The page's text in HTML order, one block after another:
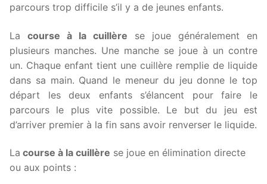
parcours trop difficile s’il y a de jeunes enfants.
La course à la cuillère se joue généralement en
plusieurs manches. Une manche se joue à un contre
un. Chaque enfant tient une cuillère remplie de liquide
dans sa main. Quand le meneur du jeu donne le top
départ les deux enfants s’élancent pour faire le
parcours le plus vite possible. Le but du jeu est
d’arriver premier à la fin sans avoir renverser le liquide.
La course à la cuillère se joue en élimination directe
ou aux points :